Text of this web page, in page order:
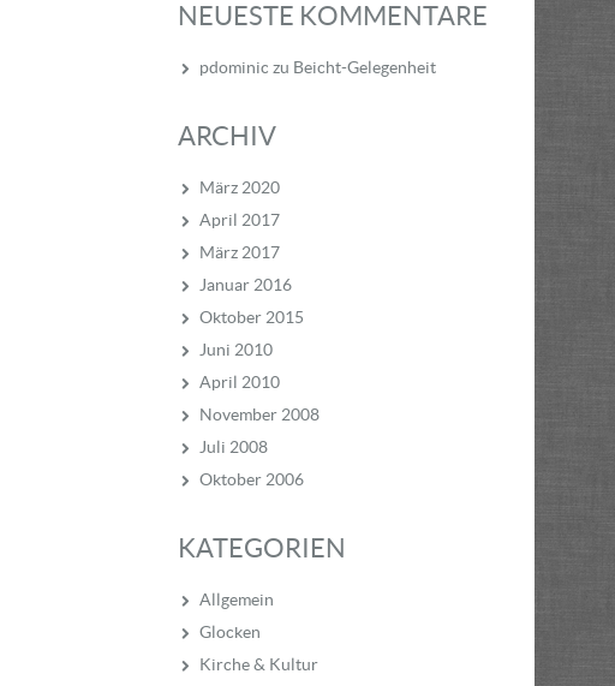
NEUESTE KOMMENTARE
pdominic zu Beicht-Gelegenheit
ARCHIV
März 2020
April 2017
März 2017
Januar 2016
Oktober 2015
Juni 2010
April 2010
November 2008
Juli 2008
Oktober 2006
KATEGORIEN
Allgemein
Glocken
Kirche & Kultur